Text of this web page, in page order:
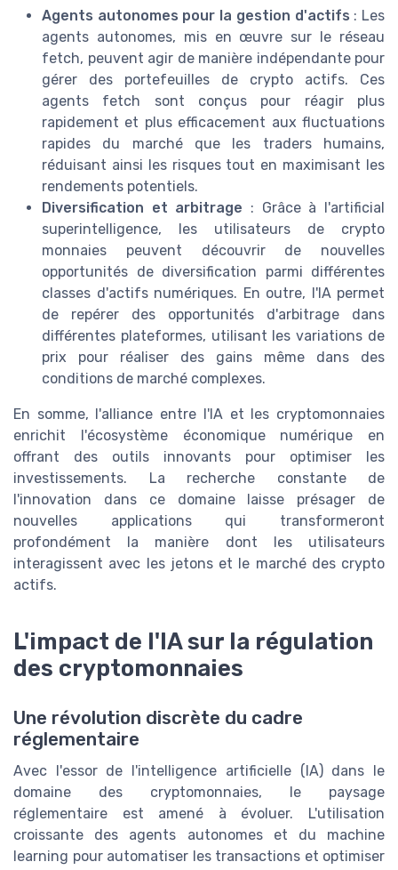
Agents autonomes pour la gestion d'actifs : Les
agents autonomes, mis en œuvre sur le réseau
fetch, peuvent agir de manière indépendante pour
gérer des portefeuilles de crypto actifs. Ces
agents fetch sont conçus pour réagir plus
rapidement et plus efficacement aux fluctuations
rapides du marché que les traders humains,
réduisant ainsi les risques tout en maximisant les
rendements potentiels.
Diversification et arbitrage : Grâce à l'artificial
superintelligence, les utilisateurs de crypto
monnaies peuvent découvrir de nouvelles
opportunités de diversification parmi différentes
classes d'actifs numériques. En outre, l'IA permet
de repérer des opportunités d'arbitrage dans
différentes plateformes, utilisant les variations de
prix pour réaliser des gains même dans des
conditions de marché complexes.
En somme, l'alliance entre l'IA et les cryptomonnaies
enrichit l'écosystème économique numérique en
offrant des outils innovants pour optimiser les
investissements. La recherche constante de
l'innovation dans ce domaine laisse présager de
nouvelles applications qui transformeront
profondément la manière dont les utilisateurs
interagissent avec les jetons et le marché des crypto
actifs.
L'impact de l'IA sur la régulation
des cryptomonnaies
Une révolution discrète du cadre
réglementaire
Avec l'essor de l'intelligence artificielle (IA) dans le
domaine des cryptomonnaies, le paysage
réglementaire est amené à évoluer. L'utilisation
croissante des agents autonomes et du machine
learning pour automatiser les transactions et optimiser